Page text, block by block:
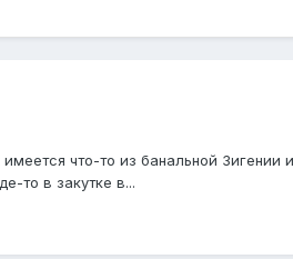
что-то из банальной Зигении
то в закутке в...